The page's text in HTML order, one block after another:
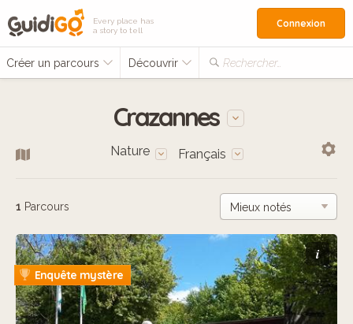
Every place has
a story to tell
Créer un parcours Découvrir Rechercher…
Connexion
Crazannes
Nature Français
1 Parcours
i
Enquête mystère